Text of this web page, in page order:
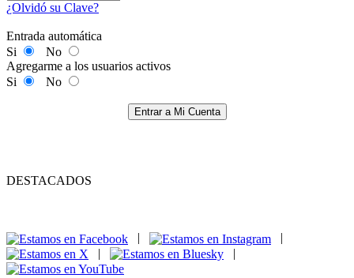
¿Olvidó su Clave?
Entrada automática
Si
No
Agregarme a los usuarios activos
Si
No
Entrar a Mi Cuenta
DESTACADOS
|
|